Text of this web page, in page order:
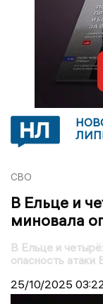
СВО
В Ельце и
миновала
В Ельце и
опасность
25/10/2025